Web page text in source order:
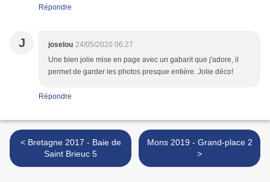
Répondre
J joselou 24/05/2020 06:27
Une bien jolie mise en page avec un gabarit que j'adore, il
permet de garder les photos presque entière. Jolie déco!
Répondre
< Bretagne 2017 - Baie de
Saint Brieuc 5
Mons 2019 - Grand-place 2
>